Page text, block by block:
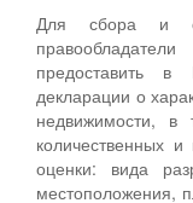
Для сбора и
предоставить в
декларации о
недвижимости, в
количественных и
оценки: вида
местоположения,